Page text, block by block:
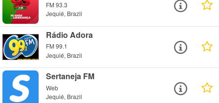
FM 93.3
Jequié, Brazil
Rádio Adora
FM 99.1
Jequié, Brazil
Sertaneja FM
Web
Jequié, Brazil